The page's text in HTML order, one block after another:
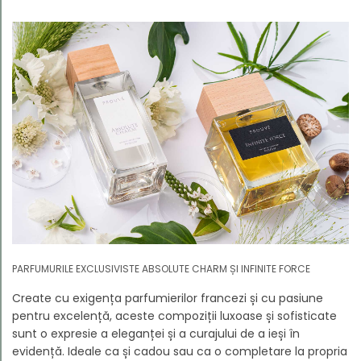
PARFUMURILE EXCLUSIVISTE ABSOLUTE CHARM ȘI INFINITE FORCE
Create cu exigența parfumierilor francezi și cu pasiune
pentru excelență, aceste compoziții luxoase și sofisticate
sunt o expresie a eleganței și a curajului de a ieși în
evidență. Ideale ca și cadou sau ca o completare la propria